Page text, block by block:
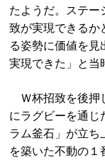
たようだ。ステー
致が実現できるか
る姿勢に価値を見
実現できた」と当
Ｗ杯招致を後押
にラグビーを通じ
ラム釜石」が立ち
を築いた不動の１